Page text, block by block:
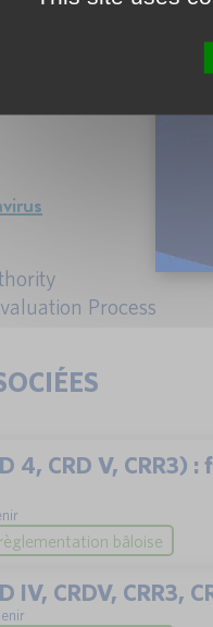
des autorités
et du fait que
pas de
du 23 juillet 2020.
Process
4, CRD V, CRR3)
bâloise
IV, CRDV, CRR3,